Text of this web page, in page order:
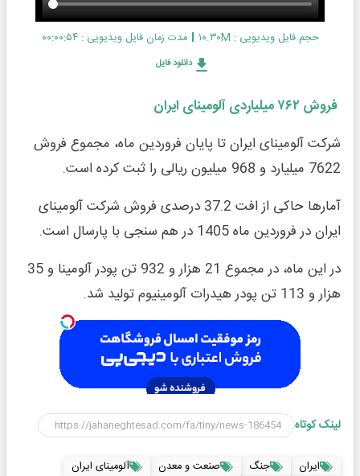
حجم فایل ویدیویی : ۱۰.۳۰M مدت زمان فایل ویدیویی : ۰۰:۰۰:۵۴
دانلود فایل
فروش ۷۶۲ میلیاردی آلومینای ایران
شرکت آلومینای ایران تا پایان فروردین ماه، مجموع فروش
7622 میلیارد و 968 میلیون ریالی را ثبت کرده است.
آمارها حاکی از افت 37.2 درصدی فروش شرکت آلومینای
ایران در فروردین ماه 1405 در هم سنجی با پارسال است.
در این ماه، در مجموع 21 هزار و 932 تن پودر آلومینا و 35
هزار و 113 تن پودر هیدرات آلومینیوم تولید شد.
لینک کوتاه
ایران جنگ صنعت و معدن
آلومینای ایران